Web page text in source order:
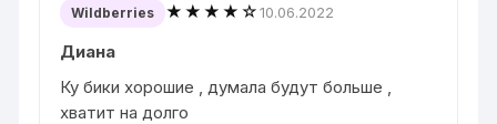
Wildberries ★★★★☆10.06.2022
Диана
Ку бики хорошие , думала будут больше ,
хватит на долго